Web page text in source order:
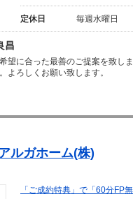
定休日 毎週水曜日
昌
望に合った最善のご提案を致し
よろしくお願い致します。
ルガホーム(株)
「ご成約特典」で「60分FP